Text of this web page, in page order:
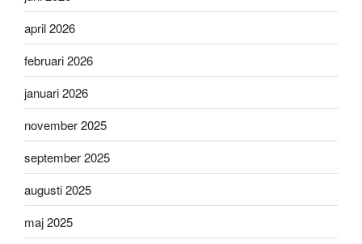
april 2026
februari 2026
januari 2026
november 2025
september 2025
augusti 2025
maj 2025